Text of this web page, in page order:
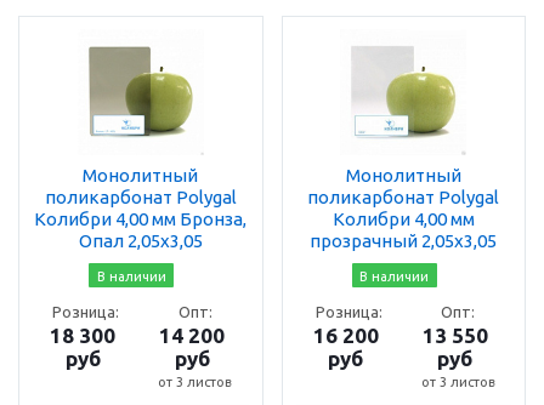
Монолитный
поликарбонат Polygal
Колибри 4,00 мм Бронза,
Опал 2,05х3,05
В наличии
Розница:
18 300
руб
Опт:
14 200
руб
от 3 листов
Монолитный
поликарбонат Polygal
Колибри 4,00 мм
прозрачный 2,05х3,05
В наличии
Розница:
16 200
руб
Опт:
13 550
руб
от 3 листов